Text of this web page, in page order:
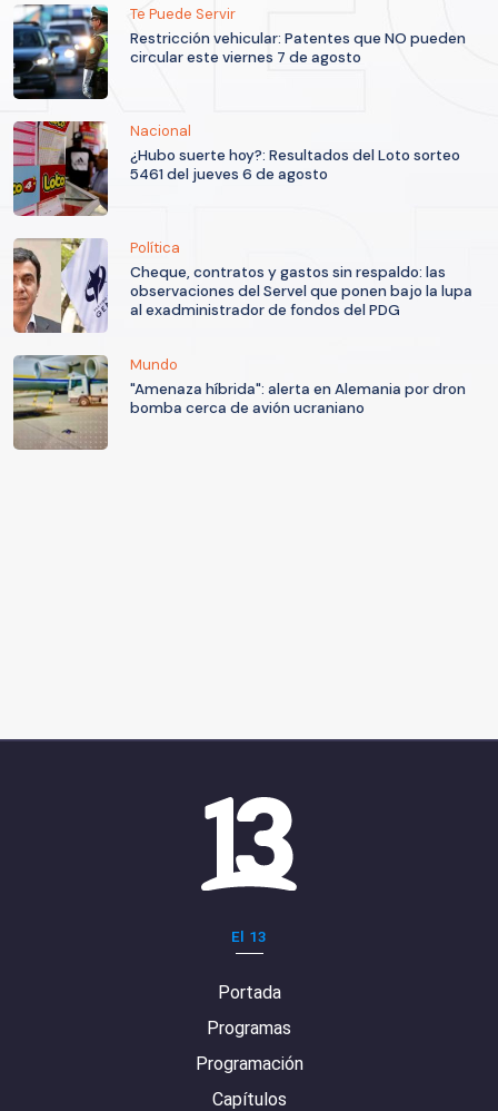
Te Puede Servir
Restricción vehicular: Patentes que NO pueden
circular este viernes 7 de agosto
Nacional
¿Hubo suerte hoy?: Resultados del Loto sorteo
5461 del jueves 6 de agosto
Política
Cheque, contratos y gastos sin respaldo: las
observaciones del Servel que ponen bajo la lupa
al exadministrador de fondos del PDG
Mundo
"Amenaza híbrida": alerta en Alemania por dron
bomba cerca de avión ucraniano
El 13
Portada
Programas
Programación
Capítulos